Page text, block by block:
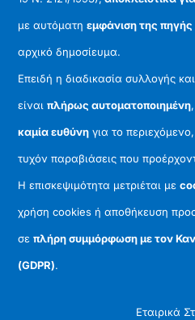
με αυτόματηεμφάνιση της
αρχικό δημοσίευμα.
Επειδή η διαδικασία συλλογής
είναιπλήρως αυτοματοποιημένη
καμία ευθύνη για το
τυχόν παραβιάσεις που
Η επισκεψιμότητα μετριέται με
χρήση cookies ή αποθήκευση
σεπλήρη συμμόρφωση με τον
(GDPR).
Εταιρικά